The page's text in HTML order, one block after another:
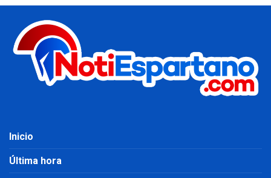
Inicio
Última hora